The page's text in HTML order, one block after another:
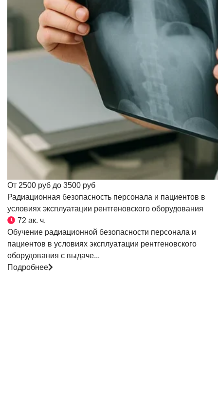
От 2500 руб до 3500 руб
Радиационная безопасность персонала и пациентов в
условиях эксплуатации рентгеновского оборудования
72 ак. ч.
Обучение радиационной безопасности персонала и
пациентов в условиях эксплуатации рентгеновского
оборудования с выдаче...
Подробнее